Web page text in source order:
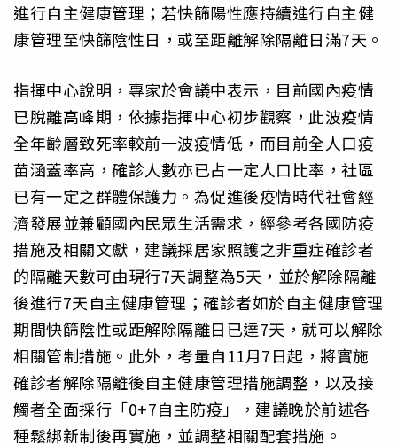
進行自主健康管理；若快篩陽性應持續進行自主健
康管理至快篩陰性日，或至距離解除隔離日滿7天。
指揮中心說明，專家於會議中表示，目前國內疫情
已脫離高峰期，依據指揮中心初步觀察，此波疫情
全年齡層致死率較前一波疫情低，而目前全人口疫
苗涵蓋率高，確診人數亦已占一定人口比率，社區
已有一定之群體保護力。為促進後疫情時代社會經
濟發展並兼顧國內民眾生活需求，經參考各國防疫
措施及相關文獻，建議採居家照護之非重症確診者
的隔離天數可由現行7天調整為5天，並於解除隔離
後進行7天自主健康管理；確診者如於自主健康管理
期間快篩陰性或距解除隔離日已達7天，就可以解除
相關管制措施。此外，考量自11月7日起，將實施
確診者解除隔離後自主健康管理措施調整，以及接
觸者全面採行「0+7自主防疫」，建議晚於前述各
種鬆綁新制後再實施，並調整相關配套措施。